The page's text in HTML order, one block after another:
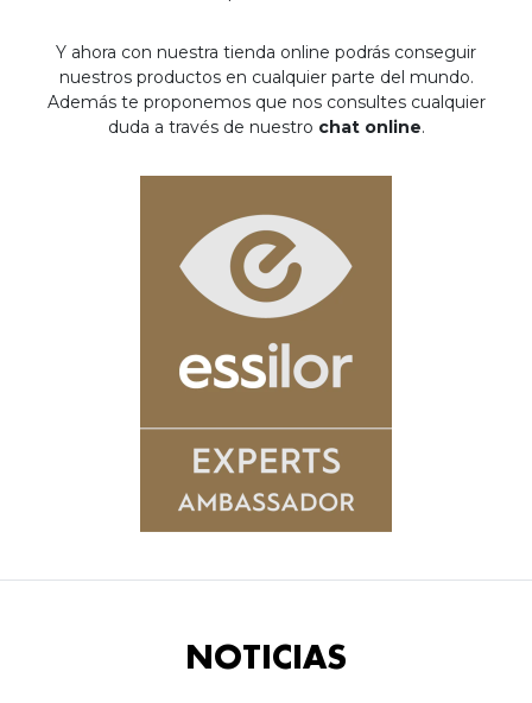
Y ahora con nuestra tienda online podrás conseguir
nuestros productos en cualquier parte del mundo.
Además te proponemos que nos consultes cualquier
duda a través de nuestro chat online.
NOTICIAS